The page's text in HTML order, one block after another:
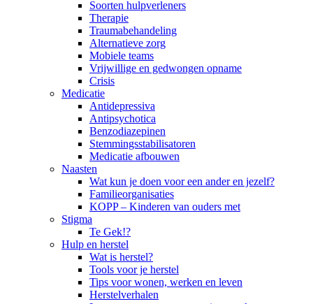
Soorten hulpverleners
Therapie
Traumabehandeling
Alternatieve zorg
Mobiele teams
Vrijwillige en gedwongen opname
Crisis
Medicatie
Antidepressiva
Antipsychotica
Benzodiazepinen
Stemmingsstabilisatoren
Medicatie afbouwen
Naasten
Wat kun je doen voor een ander en jezelf?
Familieorganisaties
KOPP – Kinderen van ouders met
Stigma
Te Gek!?
Hulp en herstel
Wat is herstel?
Tools voor je herstel
Tips voor wonen, werken en leven
Herstelverhalen